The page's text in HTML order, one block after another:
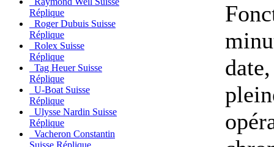
Réplique
Roger Dubuis Suisse
Réplique
Rolex Suisse
Réplique
Tag Heuer Suisse
Réplique
U-Boat Suisse
Réplique
Ulysse Nardin Suisse
Réplique
Vacheron Constantin